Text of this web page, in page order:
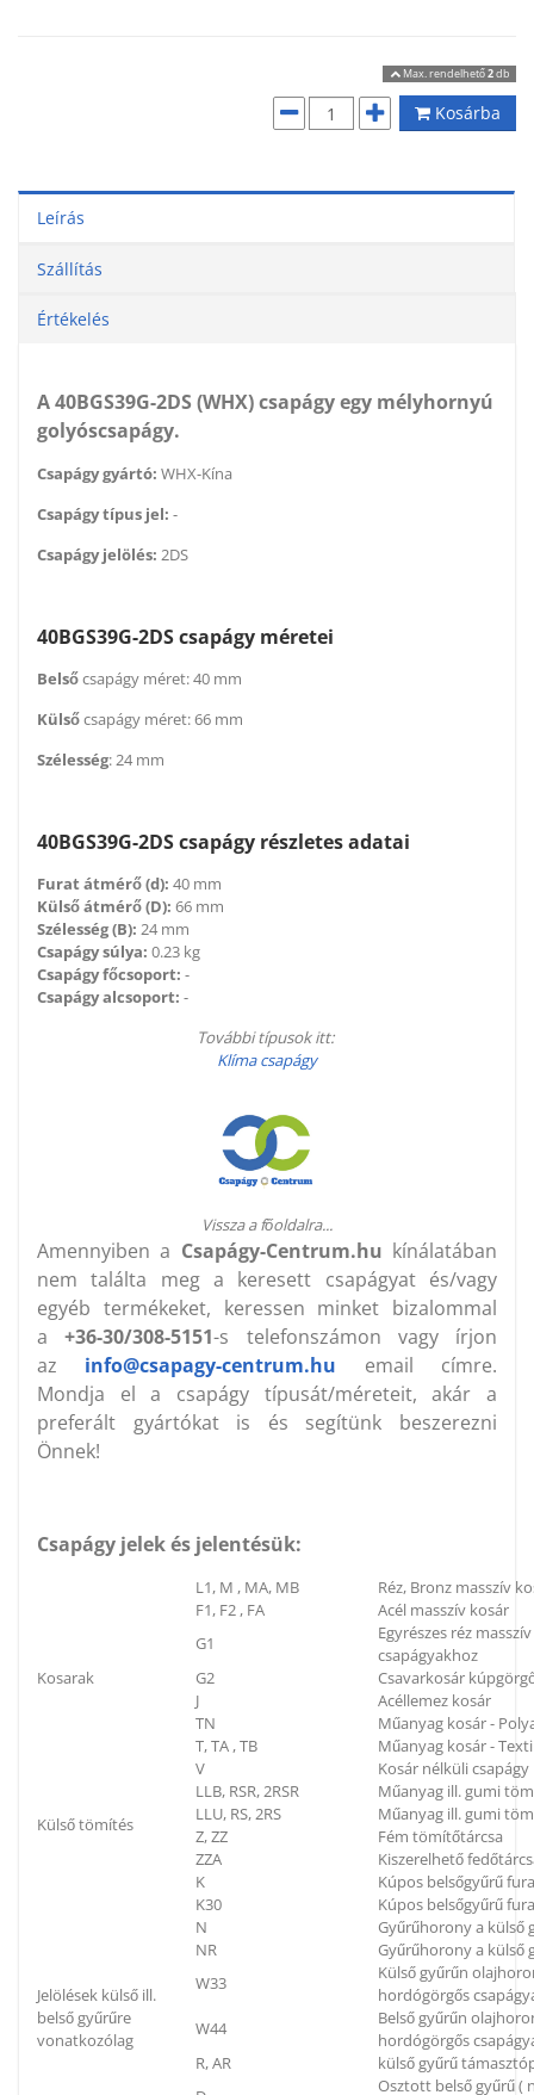
Max. rendelhető2db
Kosárba
Leírás
Szállítás
Értékelés
A 40BGS39G-2DS (WHX) csapágy egy mélyhornyú
golyóscsapágy.
Csapágy gyártó: WHX-Kína
Csapágy típus jel: -
Csapágy jelölés: 2DS
40BGS39G-2DS csapágy méretei
Belsőcsapágy méret: 40 mm
Külsőcsapágy méret: 66 mm
Szélesség: 24 mm
40BGS39G-2DS csapágy részletes adatai
Furat átmérő (d): 40 mm
Külső átmérő (D): 66 mm
Szélesség (B): 24 mm
Csapágy súlya: 0.23 kg
Csapágy főcsoport: -
Csapágy alcsoport: -
További típusok itt:
Klíma csapágy
Vissza a főoldalra...
Amennyiben a Csapágy-Centrum.hu kínálatában
nem találta meg a keresett csapágyat és/vagy
egyéb termékeket, keressen minket bizalommal
a+36-30/308-5151-s telefonszámon vagy írjon
az info@csapagy-centrum.hu email címre.
Mondja el a csapágy típusát/méreteit, akár a
preferált gyártókat is és segítünk beszerezni
Önnek!
Csapágy jelek és jelentésük:
Kosarak
L1, M , MA, MB
Réz, Bronz masszív
F1, F2 , FA
Acél masszív kosár
G1
Egyrészes réz
csapágyakhoz
G2
Csavarkosár
J
Acéllemez kosár
TN
Műanyag kosár -
T, TA , TB
Műanyag kosár -
V
Kosár nélküli csapágy
Külső tömítés
LLB, RSR, 2RSR
Műanyag ill. gumi
LLU, RS, 2RS
Műanyag ill. gumi
Z, ZZ
Fém tömítőtárcsa
ZZA
Kiszerelhető
Jelölések külső ill.
belső gyűrűre
vonatkozólag
K
Kúpos belsőgyűrű
K30
Kúpos belsőgyűrű
N
Gyűrűhorony a külső
NR
Gyűrűhorony a külső
W33
Külső gyűrűn
hordógörgős
W44
Belső gyűrűn
hordógörgős
R, AR
külső gyűrű
Osztott belső gyűrű (